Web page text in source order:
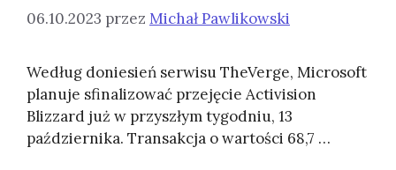
06.10.2023 przez Michał Pawlikowski
Według doniesień serwisu TheVerge, Microsoft
planuje sfinalizować przejęcie Activision
Blizzard już w przyszłym tygodniu, 13
października. Transakcja o wartości 68,7 …